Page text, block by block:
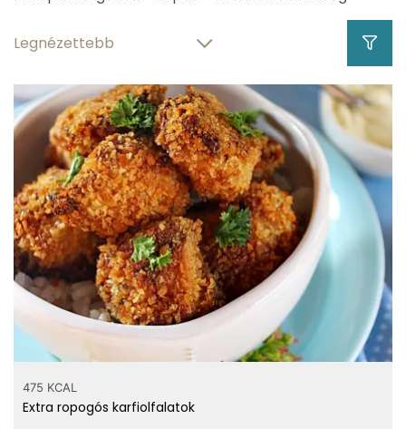
475 KCAL
Extra ropogós karfiolfalatok